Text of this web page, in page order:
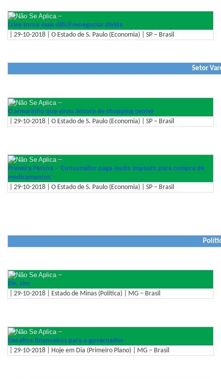
–
Crise torna mais difícil renegociar dívida
| 29-10-2018 | O Estado de S. Paulo (Economia) | SP – Brasil
Setor
–
O armarinho que virou âncora de shopping center
| 29-10-2018 | O Estado de S. Paulo (Economia) | SP – Brasil
–
Primeira Pessoa – 'Consumidor paga muito imposto para compra de
medicamentos'
| 29-10-2018 | O Estado de S. Paulo (Economia) | SP – Brasil
–
Ele, sim
| 29-10-2018 | Estado de Minas (Política) | MG – Brasil
–
Desafios financeiros para o governador
| 29-10-2018 | Hoje em Dia (Primeiro Plano) | MG – Brasil